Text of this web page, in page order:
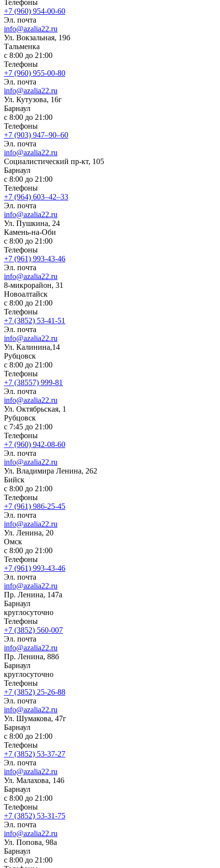
Телефоны
+7 (960) 954-00-60
Эл. почта
info@azalia22.ru
Ул. Вокзальная, 19б
Тальменка
с 8:00 до 21:00
Телефоны
+7 (960) 955-00-80
Эл. почта
info@azalia22.ru
Ул. Кутузова, 16г
Барнаул
с 8:00 до 21:00
Телефоны
+7 (903) 947‒90‒60
Эл. почта
info@azalia22.ru
Социалистический пр-кт, 105
Барнаул
с 8:00 до 21:00
Телефоны
+7 (964) 603‒42‒33
Эл. почта
info@azalia22.ru
Ул. Пушкина, 24
Камень-на-Оби
с 8:00 до 21:00
Телефоны
+7 (961) 993-43-46
Эл. почта
info@azalia22.ru
8-микрорайон, 31
Новоалтайск
с 8:00 до 21:00
Телефоны
+7 (3852) 53-41-51
Эл. почта
info@azalia22.ru
Ул. Калинина,14
Рубцовск
с 8:00 до 21:00
Телефоны
+7 (38557) 999-81
Эл. почта
info@azalia22.ru
Ул. Октябрьская, 1
Рубцовск
с 7:45 до 21:00
Телефоны
+7 (960) 942-08-60
Эл. почта
info@azalia22.ru
Ул. Владимира Ленина, 262
Бийск
с 8:00 до 21:00
Телефоны
+7 (961) 986-25-45
Эл. почта
info@azalia22.ru
Ул. Ленина, 20
Омск
с 8:00 до 21:00
Телефоны
+7 (961) 993-43-46
Эл. почта
info@azalia22.ru
Пр. Ленина, 147а
Барнаул
круглосуточно
Телефоны
+7 (3852) 560-007
Эл. почта
info@azalia22.ru
Пр. Ленина, 88б
Барнаул
круглосуточно
Телефоны
+7 (3852) 25-26-88
Эл. почта
info@azalia22.ru
Ул. Шумакова, 47г
Барнаул
с 8:00 до 21:00
Телефоны
+7 (3852) 53-37-27
Эл. почта
info@azalia22.ru
Ул. Малахова, 146
Барнаул
с 8:00 до 21:00
Телефоны
+7 (3852) 53-31-75
Эл. почта
info@azalia22.ru
Ул. Попова, 98а
Барнаул
с 8:00 до 21:00